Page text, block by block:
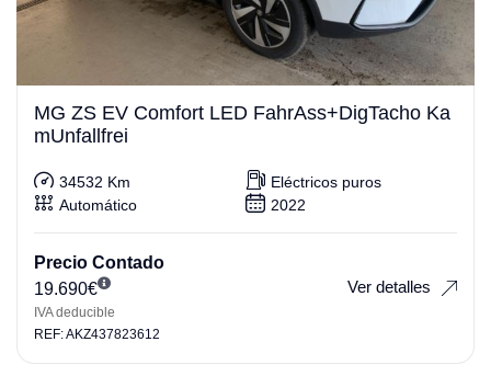
MG ZS EV Comfort LED FahrAss+DigTacho Ka
mUnfallfrei
34532 Km
Eléctricos puros
Automático
2022
Precio Contado
19.690€
IVA deducible
Ver detalles
REF: AKZ437823612